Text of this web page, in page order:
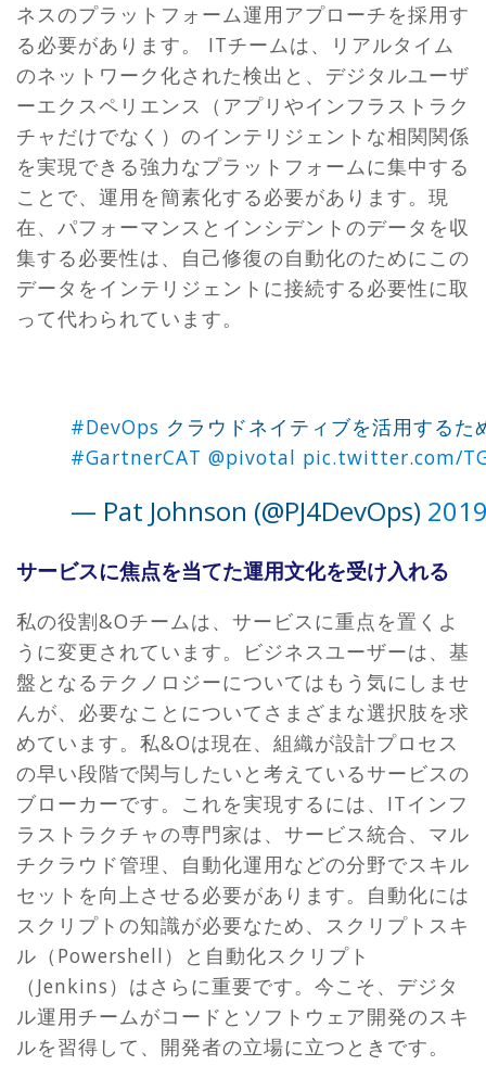
ネスのプラットフォーム運用アプローチを採用す
る必要があります。 ITチームは、リアルタイム
のネットワーク化された検出と、デジタルユーザ
ーエクスペリエンス（アプリやインフラストラク
チャだけでなく）のインテリジェントな相関関係
を実現できる強力なプラットフォームに集中する
ことで、運用を簡素化する必要があります。現
在、パフォーマンスとインシデントのデータを収
集する必要性は、自己修復の自動化のためにこの
データをインテリジェントに接続する必要性に取
って代わられています。
#DevOps クラウドネイティブを活用するた
#GartnerCAT @pivotal pic.twitter.com/
— Pat Johnson (@PJ4DevOps)
サービスに焦点を当てた運用文化を受け入れる
私の役割&Oチームは、サービスに重点を置くよ
うに変更されています。ビジネスユーザーは、基
盤となるテクノロジーについてはもう気にしませ
んが、必要なことについてさまざまな選択肢を求
めています。私&Oは現在、組織が設計プロセス
の早い段階で関与したいと考えているサービスの
ブローカーです。これを実現するには、ITインフ
ラストラクチャの専門家は、サービス統合、マル
チクラウド管理、自動化運用などの分野でスキル
セットを向上させる必要があります。自動化には
スクリプトの知識が必要なため、スクリプトスキ
ル（Powershell）と自動化スクリプト
（Jenkins）はさらに重要です。今こそ、デジタ
ル運用チームがコードとソフトウェア開発のスキ
ルを習得して、開発者の立場に立つときです。